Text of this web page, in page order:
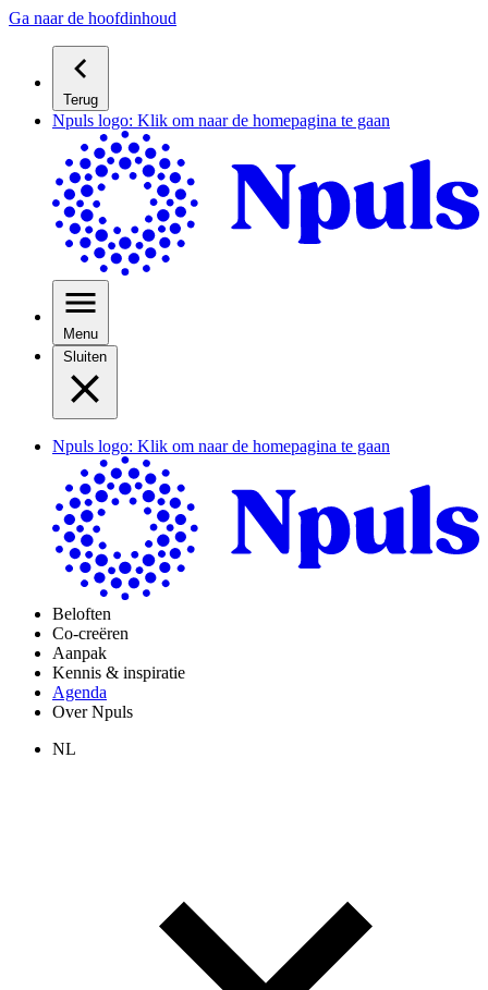
Ga naar de hoofdinhoud
Terug
Npuls logo: Klik om naar de homepagina te gaan
Menu
Sluiten
Npuls logo: Klik om naar de homepagina te gaan
Beloften
Co-creëren
Aanpak
Kennis & inspiratie
Agenda
Over Npuls
NL